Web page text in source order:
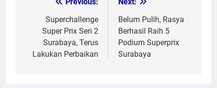
navigation
Superchallenge
Super Prix Seri 2
Surabaya, Terus
Lakukan Perbaikan
Belum Pulih, Rasya
Berhasil Raih 5
Podium Superprix
Surabaya